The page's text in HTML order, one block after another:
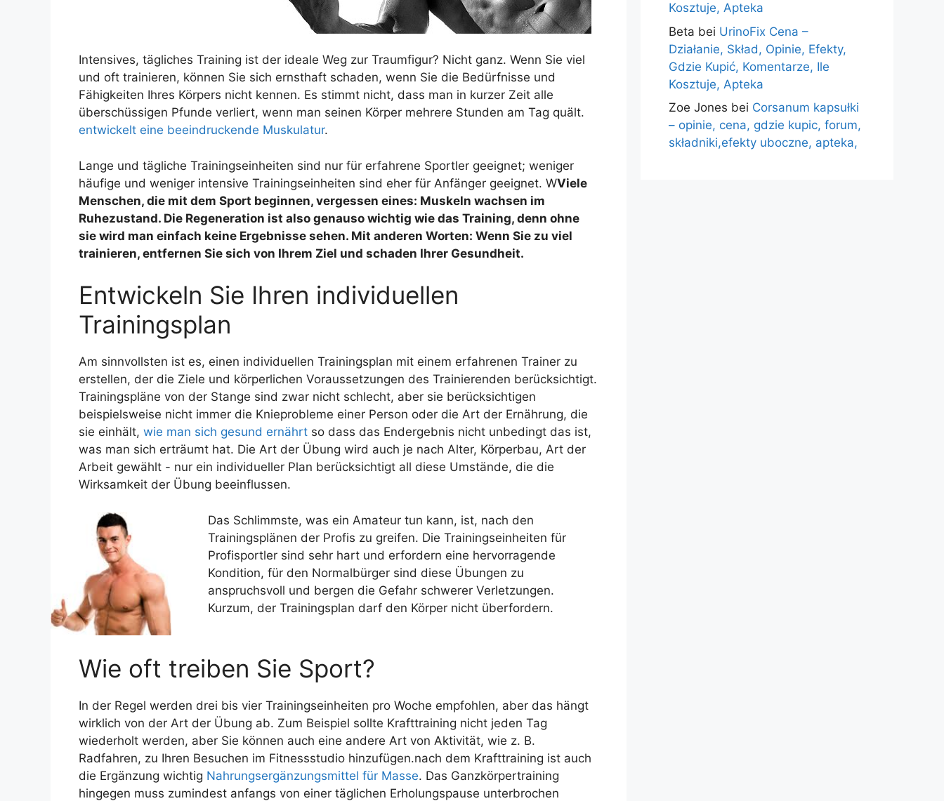
Intensives, tägliches Training ist der ideale Weg zur Traumfigur? Nicht ganz. Wenn Sie viel
und oft trainieren, können Sie sich ernsthaft schaden, wenn Sie die Bedürfnisse und
Fähigkeiten Ihres Körpers nicht kennen. Es stimmt nicht, dass man in kurzer Zeit alle
überschüssigen Pfunde verliert, wenn man seinen Körper mehrere Stunden am Tag quält.
entwickelt eine beeindruckende Muskulatur.
Lange und tägliche Trainingseinheiten sind nur für erfahrene Sportler geeignet; weniger
häufige und weniger intensive Trainingseinheiten sind eher für Anfänger geeignet. WViele
Menschen, die mit dem Sport beginnen, vergessen eines: Muskeln wachsen im
Ruhezustand. Die Regeneration ist also genauso wichtig wie das Training, denn ohne
sie wird man einfach keine Ergebnisse sehen. Mit anderen Worten: Wenn Sie zu viel
trainieren, entfernen Sie sich von Ihrem Ziel und schaden Ihrer Gesundheit.
Entwickeln Sie Ihren individuellen
Trainingsplan
Am sinnvollsten ist es, einen individuellen Trainingsplan mit einem erfahrenen Trainer zu
erstellen, der die Ziele und körperlichen Voraussetzungen des Trainierenden berücksichtigt.
Trainingspläne von der Stange sind zwar nicht schlecht, aber sie berücksichtigen
beispielsweise nicht immer die Knieprobleme einer Person oder die Art der Ernährung, die
sie einhält, wie man sich gesund ernährt so dass das Endergebnis nicht unbedingt das ist,
was man sich erträumt hat. Die Art der Übung wird auch je nach Alter, Körperbau, Art der
Arbeit gewählt - nur ein individueller Plan berücksichtigt all diese Umstände, die die
Wirksamkeit der Übung beeinflussen.
Das Schlimmste, was ein Amateur tun kann, ist, nach den
Trainingsplänen der Profis zu greifen. Die Trainingseinheiten für
Profisportler sind sehr hart und erfordern eine hervorragende
Kondition, für den Normalbürger sind diese Übungen zu
anspruchsvoll und bergen die Gefahr schwerer Verletzungen.
Kurzum, der Trainingsplan darf den Körper nicht überfordern.
Wie oft treiben Sie Sport?
In der Regel werden drei bis vier Trainingseinheiten pro Woche empfohlen, aber das hängt
wirklich von der Art der Übung ab. Zum Beispiel sollte Krafttraining nicht jeden Tag
wiederholt werden, aber Sie können auch eine andere Art von Aktivität, wie z. B.
Radfahren, zu Ihren Besuchen im Fitnessstudio hinzufügen.nach dem Krafttraining ist auch
die Ergänzung wichtig Nahrungsergänzungsmittel für Masse. Das Ganzkörpertraining
hingegen muss zumindest anfangs von einer täglichen Erholungspause unterbrochen
Kosztuje, Apteka
Beta bei UrinoFix Cena –
Działanie, Skład, Opinie, Efekty,
Gdzie Kupić, Komentarze, Ile
Kosztuje, Apteka
Zoe Jones bei Corsanum kapsułki
– opinie, cena, gdzie kupic, forum,
składniki,efekty uboczne, apteka,